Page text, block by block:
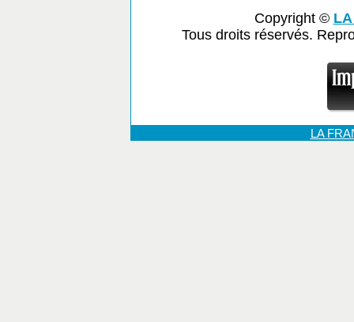
Copyright ©
Tous droits réservés.
LA